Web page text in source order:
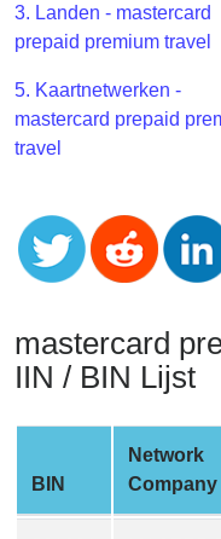
CC
Generator
from
Banks
Validator
Credit
Generator
Random
Credit
Card
Generator
Generate
Credit
3. Landen - mastercard
prepaid premium travel
5. Kaartnetwerken -
mastercard prepaid
travel
mastercard
IIN / BIN Lijst
BIN
Network
Company